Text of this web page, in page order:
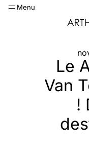
Menu
Le
Van
!